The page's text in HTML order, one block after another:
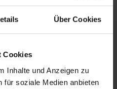
Über Cookies
Cookies
Inhalte und Anzeigen zu
für soziale Medien anbieten